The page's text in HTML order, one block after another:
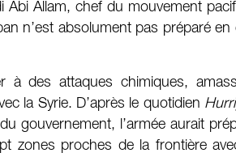
Abi Allam, chef du mouvement
n’est absolument pas préparé en
à des attaques chimiques,
la Syrie. D’après le quotidien
gouvernement, l’armée aurait
zones proches de la frontière